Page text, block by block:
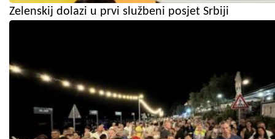
Zelenskij dolazi u prvi službeni posjet Srbiji